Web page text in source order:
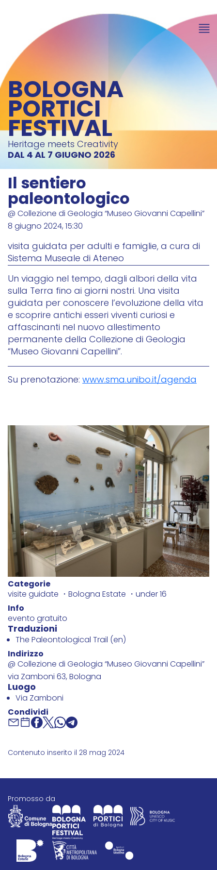
BOLOGNA
PORTICI
FESTIVAL
Heritage meets Creativity
DAL 4 AL 7 GIUGNO 2026
Il sentiero
paleontologico
@ Collezione di Geologia “Museo Giovanni Capellini”
8 giugno 2024, 15:30
visita guidata per adulti e famiglie, a cura di
Sistema Museale di Ateneo
Un viaggio nel tempo, dagli albori della vita
sulla Terra fino ai giorni nostri. Una visita
guidata per conoscere l’evoluzione della vita
e scoprire antichi esseri viventi curiosi e
affascinanti nel nuovo allestimento
permanente della Collezione di Geologia
“Museo Giovanni Capellini”.
Su prenotazione: www.sma.unibo.it/agenda
Categorie
visite guidate Bologna Estate under 16
Info
evento gratuito
Traduzioni
The Paleontological Trail (en)
Indirizzo
@ Collezione di Geologia “Museo Giovanni Capellini”
via Zamboni 63, Bologna
Luogo
Via Zamboni
Condividi
Contenuto inserito il 28 mag 2024
promosso da